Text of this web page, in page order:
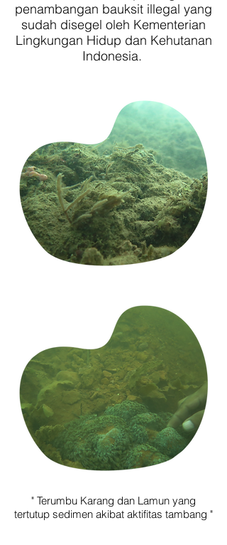
penambangan bauksit illegal yang
sudah disegel oleh Kementerian
Lingkungan Hidup dan Kehutanan
Indonesia.
" Terumbu Karang dan Lamun yang
tertutup sedimen akibat aktifitas tambang "